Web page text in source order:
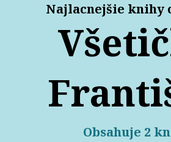
Najlacnejšie knihy
Obsahuje 2